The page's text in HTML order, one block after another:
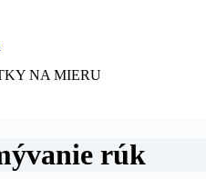
NA MIERU
rúk